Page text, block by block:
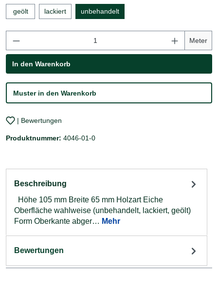
geölt lackiert unbehandelt
Produkt Anzahl: Gib den gewünschtenMeter
In den Warenkorb
Muster in den Warenkorb
| Bewertungen
Produktnummer: 4046-01-0
Beschreibung
Höhe 105 mm Breite 65 mm Holzart Eiche
Oberfläche wahlweise (unbehandelt, lackiert, geölt)
Form Oberkante abger… Mehr
Bewertungen